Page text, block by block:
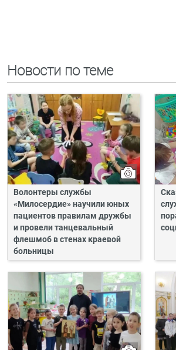
Новости по теме
Волонтеры службы
«Милосердие» научили юных
пациентов правилам дружбы
и провели танцевальный
флешмоб в стенах краевой
больницы